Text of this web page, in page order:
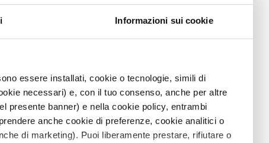
Informazioni sui cookie
essere installati, cookie o tecnologie, simili di
necessari) e, con il tuo consenso, anche per altre
presente banner) e nella cookie policy, entrambi
anche cookie di preferenze, cookie analitici o
di marketing). Puoi liberamente prestare, rifiutare o